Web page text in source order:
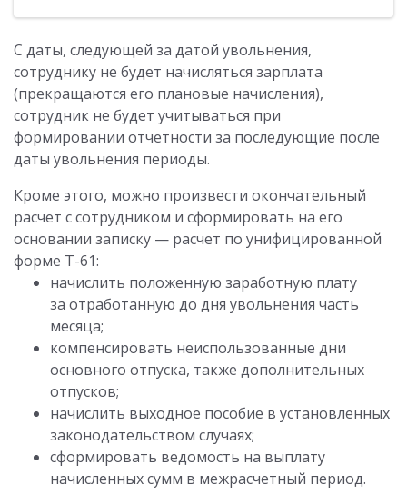
С даты, следующей за датой увольнения,
сотруднику не будет начисляться зарплата
(прекращаются его плановые начисления),
сотрудник не будет учитываться при
формировании отчетности за последующие после
даты увольнения периоды.
Кроме этого, можно произвести окончательный
расчет с сотрудником и сформировать на его
основании записку — расчет по унифицированной
форме Т-61:
начислить положенную заработную плату
за отработанную до дня увольнения часть
месяца;
компенсировать неиспользованные дни
основного отпуска, также дополнительных
отпусков;
начислить выходное пособие в установленных
законодательством случаях;
сформировать ведомость на выплату
начисленных сумм в межрасчетный период.